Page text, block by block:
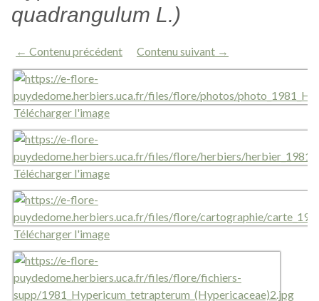
quadrangulum L.)
← Contenu précédent Contenu suivant →
Télécharger l'image
Télécharger l'image
Télécharger l'image